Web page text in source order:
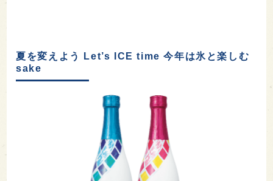
夏を変えよう Let’s ICE time 今年は氷と楽しむ
sake